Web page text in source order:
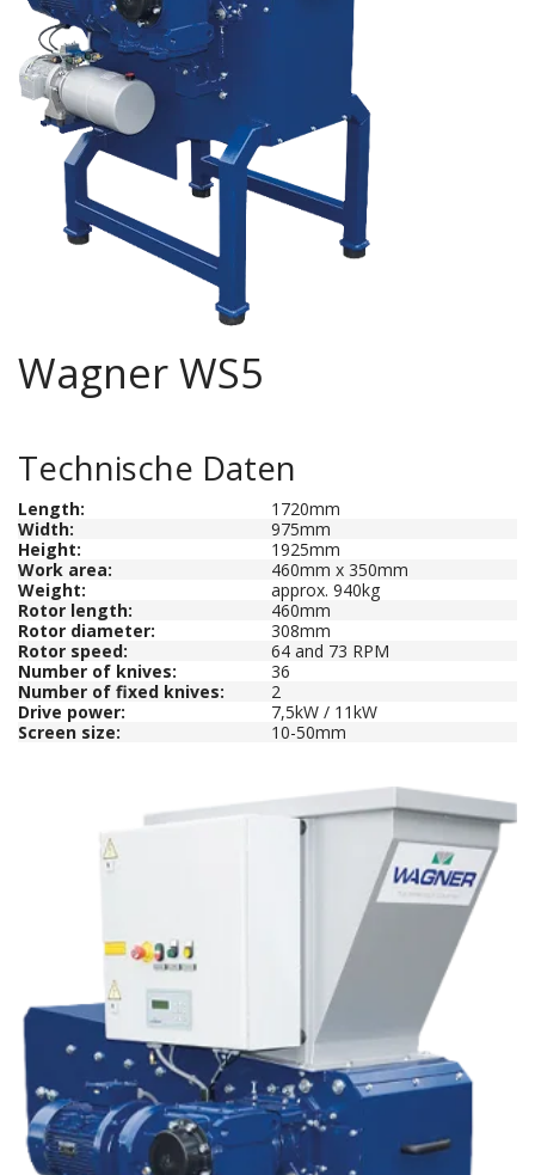
Wagner WS5
Technische Daten
Length:
1720mm
Width:
975mm
Height:
1925mm
Work area:
460mm x 350mm
Weight:
approx. 940kg
Rotor length:
460mm
Rotor diameter:
308mm
Rotor speed:
64 and 73 RPM
Number of knives:
36
Number of fixed knives:
2
Drive power:
7,5kW / 11kW
Screen size:
10-50mm